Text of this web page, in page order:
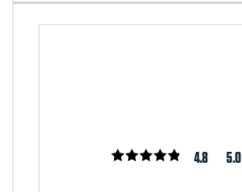
4.8 5.0